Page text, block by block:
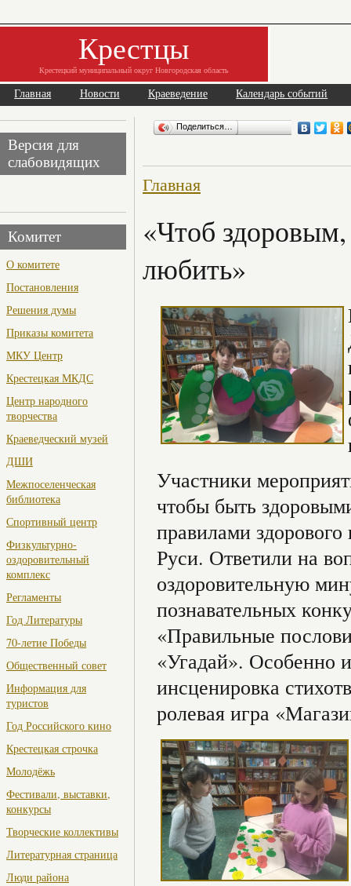
Крестцы
Крестецкий муниципальный округ Новгородская область
Главная Новости Краеведение Календарь событий
Версия для
слабовидящих
Комитет
О комитете
Постановления
Решения думы
Приказы комитета
МКУ Центр
Крестецкая МКДС
Центр народного
творчества
Краеведческий музей
ДШИ
Межпоселенческая
библиотека
Спортивный центр
Физкультурно-
оздоровительный
комплекс
Регламенты
Год Литературы
70-летие Победы
Общественный совет
Информация для
туристов
Год Российского кино
Крестецкая строчка
Молодёжь
Фестивали, выставки,
конкурсы
Творческие коллективы
Литературная страница
Люди района
Поделиться…
Главная
«Чтоб
любить»
Участники
чтобы быть
правилами
Руси. Ответили на
оздоровительную
познавательных
«Правильные
«Угадай». Особенно
инсценировка
ролевая игра